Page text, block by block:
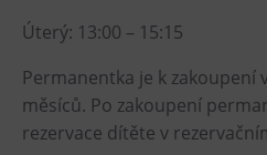
Refreshments
Bolt Café
Science center Café
L’Osteria
Úterý: 13:00 – 15:15
Permanentka je k zakoupení
měsíců. Po zakoupení
rezervace dítěte v